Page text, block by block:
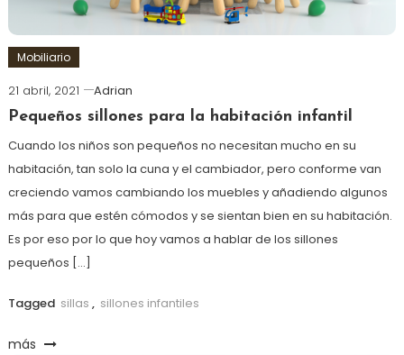
Mobiliario
21 abril, 2021
Adrian
Pequeños sillones para la habitación infantil
Cuando los niños son pequeños no necesitan mucho en su
habitación, tan solo la cuna y el cambiador, pero conforme van
creciendo vamos cambiando los muebles y añadiendo algunos
más para que estén cómodos y se sientan bien en su habitación.
Es por eso por lo que hoy vamos a hablar de los sillones
pequeños […]
Tagged sillas , sillones infantiles
más